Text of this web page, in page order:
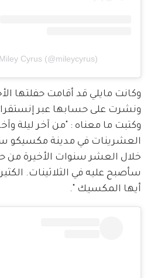
Cyrus (@mileycyrus)
وكانت مايلي قد أقامت حفلتها
ونشرت على حسابها عبر
وكتبت ما معناه : "من آخر ليلة
العشرينات في مدينة مكسيكو
خلال العشر سنوات الأخيرة من
سأصبح عليه في الثلاثينات.
أيها المكسيك ".